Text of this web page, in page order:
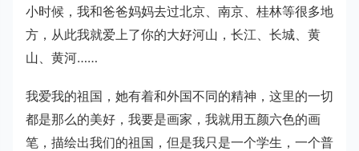
小时候，我和爸爸妈妈去过北京、南京、桂林等很多地
方，从此我就爱上了你的大好河山，长江、长城、黄
山、黄河……
我爱我的祖国，她有着和外国不同的精神，这里的一切
都是那么的美好，我要是画家，我就用五颜六色的画
笔，描绘出我们的祖国，但是我只是一个学生，一个普